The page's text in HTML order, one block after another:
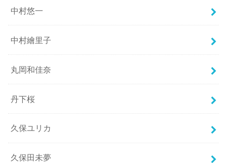
中村悠一
中村繪里子
丸岡和佳奈
丹下桜
久保ユリカ
久保田未夢